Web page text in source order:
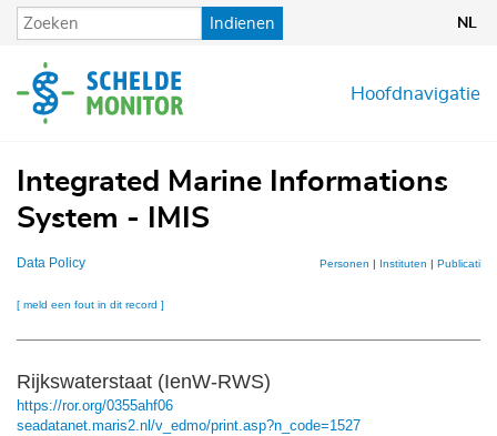
Overslaan
en
de
inhoud
Indienen NL
Hoofdnavigatie
Integrated Marine Informations
System - IMIS
Data Policy Personen | Instituten | Publicaties
[ meld een fout in dit record ]
Rijkswaterstaat (IenW-RWS)
https://ror.org/0355ahf06
seadatanet.maris2.nl/v_edmo/print.asp?n_code=1527